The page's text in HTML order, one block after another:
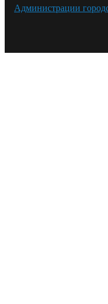
Администрации